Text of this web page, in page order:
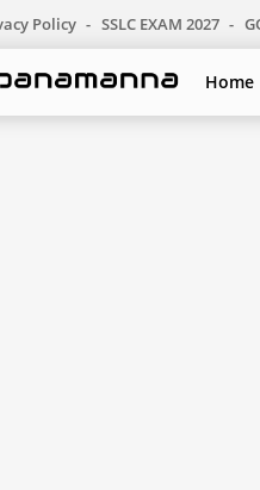
Policy SSLC EXAM 2027
Home